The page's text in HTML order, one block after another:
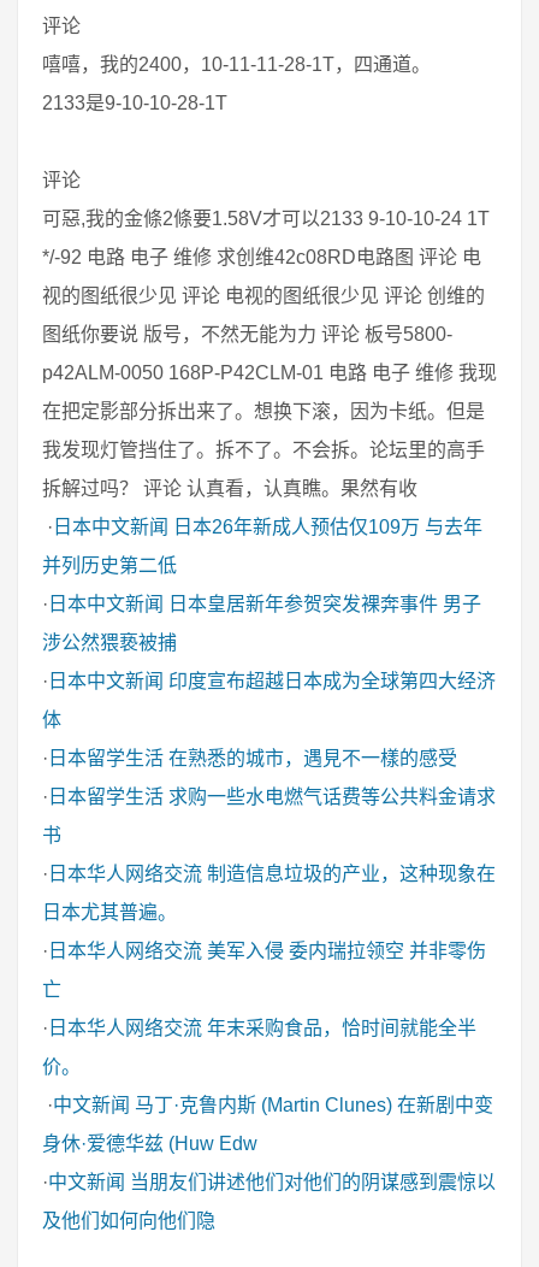
评论
嘻嘻，我的2400，10-11-11-28-1T，四通道。
2133是9-10-10-28-1T
评论
可惡,我的金條2條要1.58V才可以2133 9-10-10-24 1T
*/-92 电路 电子 维修 求创维42c08RD电路图 评论 电
视的图纸很少见 评论 电视的图纸很少见 评论 创维的
图纸你要说 版号，不然无能为力 评论 板号5800-
p42ALM-0050 168P-P42CLM-01 电路 电子 维修 我现
在把定影部分拆出来了。想换下滚，因为卡纸。但是
我发现灯管挡住了。拆不了。不会拆。论坛里的高手
拆解过吗？ 评论 认真看，认真瞧。果然有收
· 日本中文新闻
日本26年新成人预估仅109万 与去年
并列历史第二低
· 日本中文新闻
日本皇居新年参贺突发裸奔事件 男子
涉公然猥亵被捕
· 日本中文新闻 印度宣布超越日本成为全球第四大经济
体
· 日本留学生活 在熟悉的城市，遇見不一樣的感受
· 日本留学生活 求购一些水电燃气话费等公共料金请求
书
· 日本华人网络交流 制造信息垃圾的产业，这种现象在
日本尤其普遍。
· 日本华人网络交流 美军入侵 委内瑞拉领空 并非零伤
亡
· 日本华人网络交流 年末采购食品，恰时间就能全半
价。
·中文新闻 马丁·克鲁内斯 (Martin Clunes) 在新剧中变
身休·爱德华兹 (Huw Edw
·中文新闻 当朋友们讲述他们对他们的阴谋感到震惊以
及他们如何向他们隐